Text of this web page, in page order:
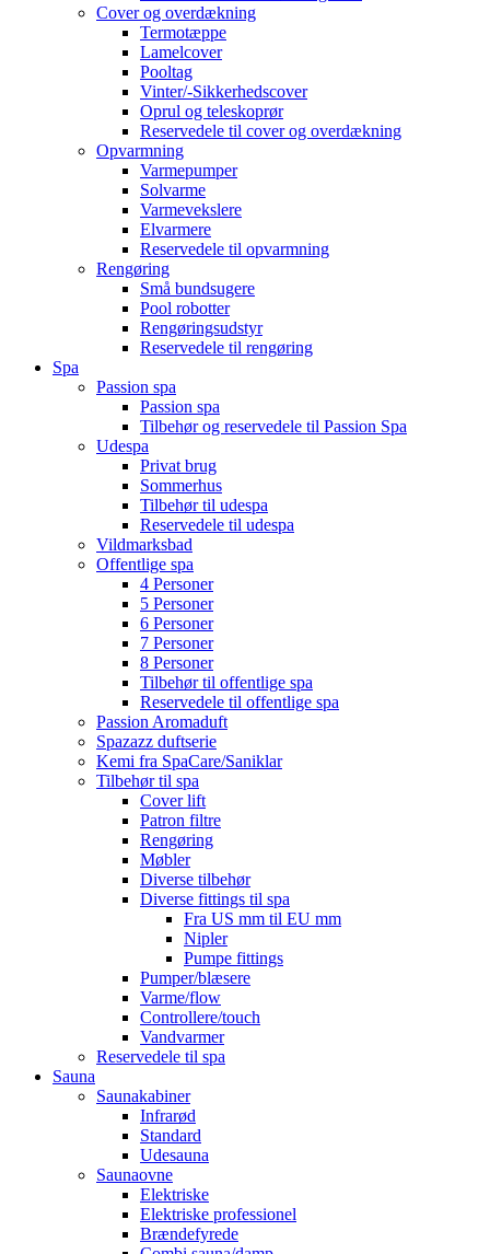
Cover og overdækning
Termotæppe
Lamelcover
Pooltag
Vinter/-Sikkerhedscover
Oprul og teleskoprør
Reservedele til cover og overdækning
Opvarmning
Varmepumper
Solvarme
Varmevekslere
Elvarmere
Reservedele til opvarmning
Rengøring
Små bundsugere
Pool robotter
Rengøringsudstyr
Reservedele til rengøring
Spa
Passion spa
Passion spa
Tilbehør og reservedele til Passion Spa
Udespa
Privat brug
Sommerhus
Tilbehør til udespa
Reservedele til udespa
Vildmarksbad
Offentlige spa
4 Personer
5 Personer
6 Personer
7 Personer
8 Personer
Tilbehør til offentlige spa
Reservedele til offentlige spa
Passion Aromaduft
Spazazz duftserie
Kemi fra SpaCare/Saniklar
Tilbehør til spa
Cover lift
Patron filtre
Rengøring
Møbler
Diverse tilbehør
Diverse fittings til spa
Fra US mm til EU mm
Nipler
Pumpe fittings
Pumper/blæsere
Varme/flow
Controllere/touch
Vandvarmer
Reservedele til spa
Sauna
Saunakabiner
Infrarød
Standard
Udesauna
Saunaovne
Elektriske
Elektriske professionel
Brændefyrede